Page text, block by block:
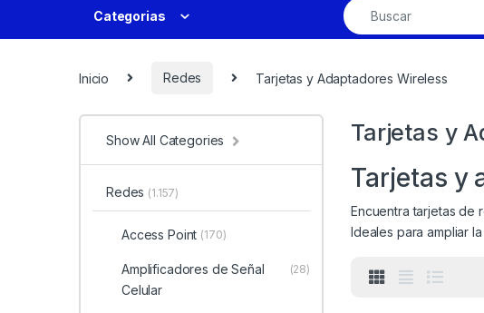
Categorias
Inicio Redes Tarjetas y Adaptadores Wireless
Tarjetas y
Tarjetas y
Encuentra tarjetas de
Ideales para ampliar
Show All Categories
Redes (1.157)
Access Point (170)
Amplificadores de Señal
Celular
(28)